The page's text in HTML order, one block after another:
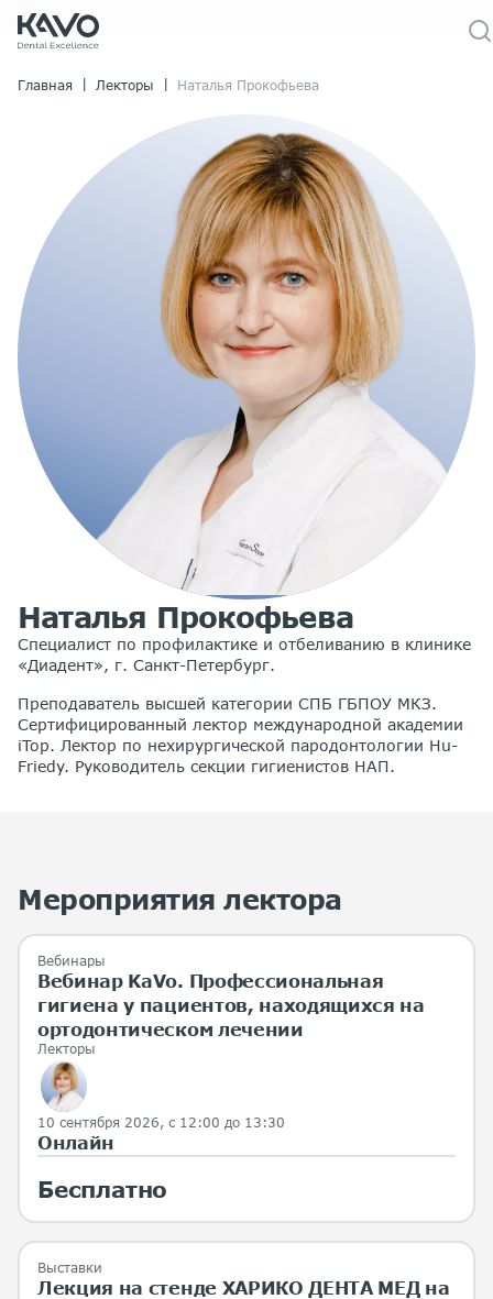
Главная Лекторы Наталья Прокофьева
Наталья Прокофьева
Специалист по профилактике и отбеливанию в клинике
«Диадент», г. Санкт-Петербург.
Преподаватель высшей категории СПБ ГБПОУ МКЗ.
Сертифицированный лектор международной академии
iTop. Лектор по нехирургической пародонтологии Hu-
Friedy. Руководитель секции гигиенистов НАП.
Мероприятия лектора
Вебинары
Вебинар KaVo. Профессиональная
гигиена у пациентов, находящихся на
ортодонтическом лечении
Лекторы
10 сентября 2026, с 12:00 до 13:30
Онлайн
Бесплатно
Выставки
Лекция на стенде ХАРИКО ДЕНТА МЕД на